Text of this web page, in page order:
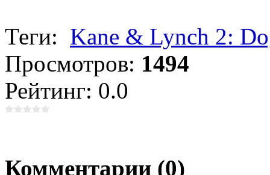
Теги: Kane & Lynch 2:
Просмотров: 1494
Рейтинг: 0.0
Комментарии (0)